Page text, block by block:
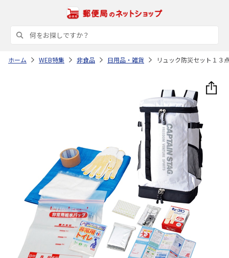
ホーム WEB特集 非食品 日用品・雑貨 リュック防災セット１